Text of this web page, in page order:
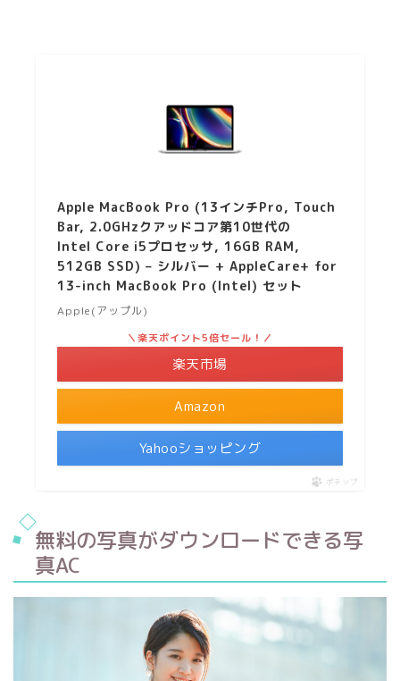
Apple MacBook Pro (13インチPro, Touch
Bar, 2.0GHzクアッドコア第10世代の
Intel Core i5プロセッサ, 16GB RAM,
512GB SSD) – シルバー + AppleCare+ for
13-inch MacBook Pro (Intel) セット
Apple(アップル)
Amazon
＼楽天ポイント5倍セール！／
楽天市場
Yahooショッピング
ポチップ
無料の写真がダウンロードできる写
真AC